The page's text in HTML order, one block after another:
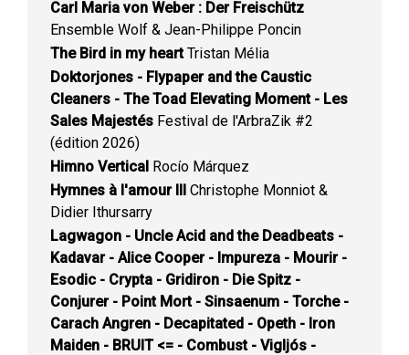
Carl Maria von Weber : Der Freischütz
Ensemble Wolf & Jean-Philippe Poncin
The Bird in my heartTristan Mélia
Doktorjones - Flypaper and the Caustic
Cleaners - The Toad Elevating Moment - Les
Sales Majestés Festival de l'ArbraZik #2
(édition 2026)
Himno Vertical Rocío Márquez
Hymnes à l'amour III Christophe Monniot &
Didier Ithursarry
Lagwagon - Uncle Acid and the Deadbeats -
Kadavar - Alice Cooper - Impureza - Mourir -
Esodic - Crypta - Gridiron - Die Spitz -
Conjurer - Point Mort - Sinsaenum - Torche -
Carach Angren - Decapitated - Opeth - Iron
Maiden - BRUIT <= - Combust - Vigljós -